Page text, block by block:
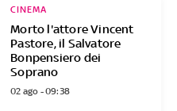
Morto l'attore Vincent
Pastore, il Salvatore
Bonpensiero dei
Soprano
CINEMA
02 ago - 09:38